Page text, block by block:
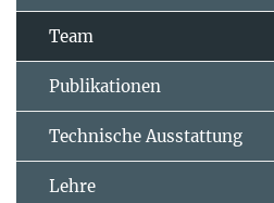
Team
Publikationen
Technische Ausstattung
Lehre